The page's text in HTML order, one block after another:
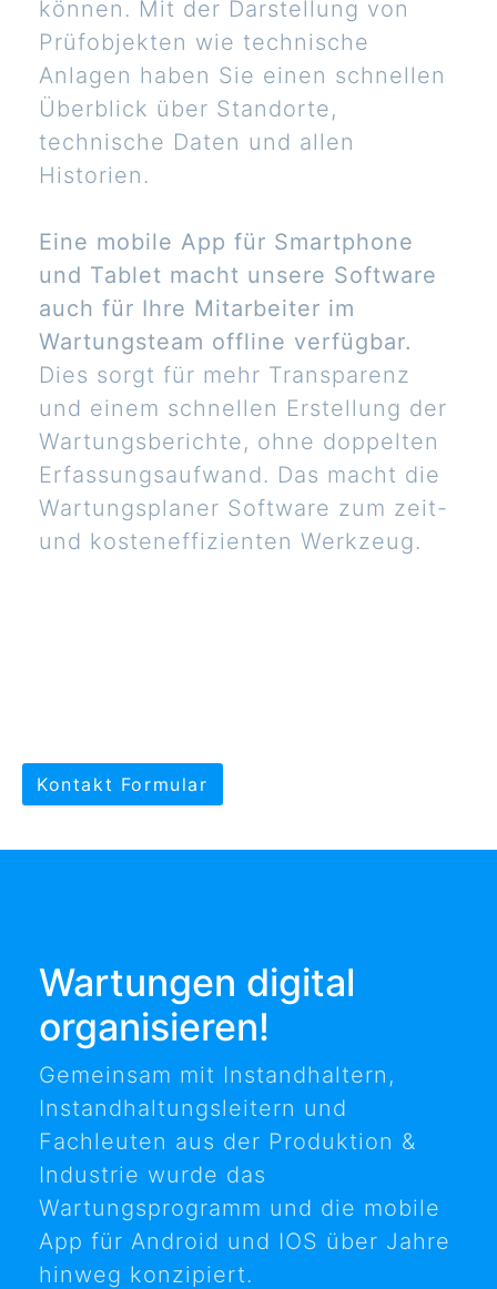
können. Mit der Darstellung von
Prüfobjekten wie technische
Anlagen haben Sie einen schnellen
Überblick über Standorte,
technische Daten und allen
Historien.
Eine mobile App für Smartphone
und Tablet macht unsere Software
auch für Ihre Mitarbeiter im
Wartungsteam offline verfügbar.
Dies sorgt für mehr Transparenz
und einem schnellen Erstellung der
Wartungsberichte, ohne doppelten
Erfassungsaufwand. Das macht die
Wartungsplaner Software zum zeit-
und kosteneffizienten Werkzeug.
Kontakt Formular
Wartungen digital
organisieren!
Gemeinsam mit Instandhaltern,
Instandhaltungsleitern und
Fachleuten aus der Produktion &
Industrie wurde das
Wartungsprogramm und die mobile
App für Android und IOS über Jahre
hinweg konzipiert.